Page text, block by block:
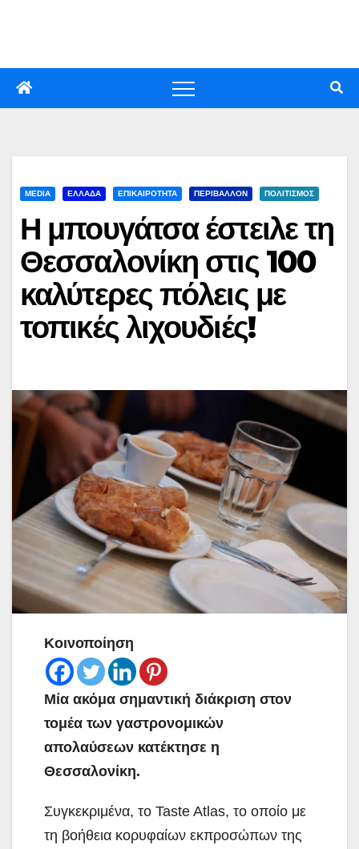
MEDIA ΕΛΛΑΔΑ ΕΠΙΚΑΙΡΟΤΗΤΑ ΠΕΡΙΒΑΛΛΟΝ ΠΟΛΙΤΙΣΜΟΣ
Η μπουγάτσα έστειλε τη
Θεσσαλονίκη στις 100
καλύτερες πόλεις με
τοπικές λιχουδιές!
Κοινοποίηση
Μία ακόμα σημαντική διάκριση στον
τομέα των γαστρονομικών
απολαύσεων κατέκτησε η
Θεσσαλονίκη.
Συγκεκριμένα, το Taste Atlas, το οποίο με
τη βοήθεια κορυφαίων εκπροσώπων της